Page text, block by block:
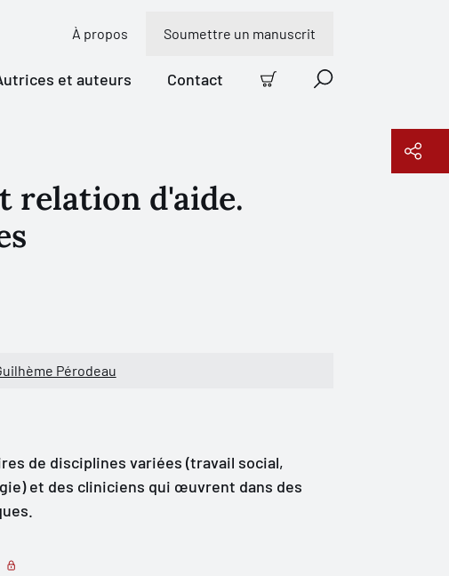
À propos Soumettre un manuscrit
et auteurs Contact
Panier Recherche
relation d'aide.
Pérodeau
de disciplines variées (travail social,
et des cliniciens qui œuvrent dans des